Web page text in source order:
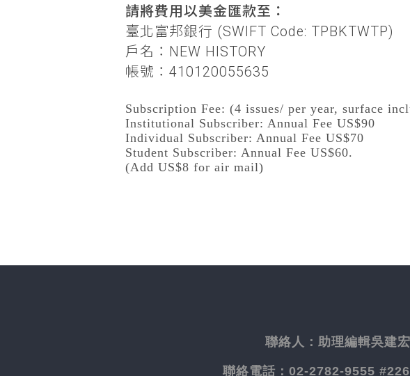
請將費用以美金匯款至：
臺北富邦銀行 (SWIFT Code: TPBKTWTP)
戶名：NEW HISTORY
帳號：410120055635
Subscription Fee: (4 issues/ per year, surface
Institutional Subscriber: Annual Fee US$90
Individual Subscriber: Annual Fee US$70
Student Subscriber: Annual Fee US$60.
(Add US$8 for air mail)
聯絡人： 助理編輯吳
聯絡電話： 02-2782-9555